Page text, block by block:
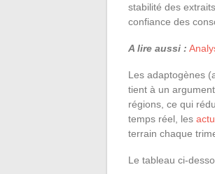
stabilité des
confiance des
A lire aussi :
Les adaptogènes
tient à un
régions, ce qui
temps réel, les
terrain chaque
Le tableau ci-